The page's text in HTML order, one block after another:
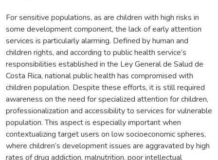
For sensitive populations, as are children with high risks in
some development component, the lack of early attention
services is particularly alarming. Defined by human and
children rights, and according to public health service’s
responsibilities established in the Ley General de Salud de
Costa Rica, national public health has compromised with
children population. Despite these efforts, it is still required
awareness on the need for specialized attention for children,
professionalization and accessibility to services for vulnerable
population. This aspect is especially important when
contextualizing target users on low socioeconomic spheres,
where children’s development issues are aggravated by high
rates of drug addiction, malnutrition, poor intellectual